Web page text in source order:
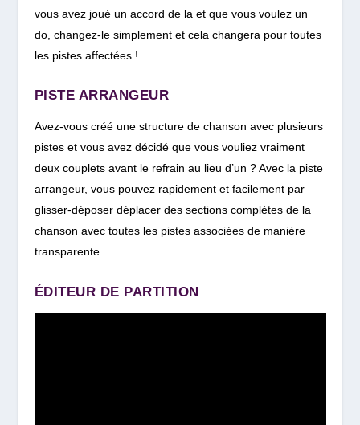
vous avez joué un accord de la et que vous voulez un
do, changez-le simplement et cela changera pour toutes
les pistes affectées !
PISTE ARRANGEUR
Avez-vous créé une structure de chanson avec plusieurs
pistes et vous avez décidé que vous vouliez vraiment
deux couplets avant le refrain au lieu d’un ? Avec la piste
arrangeur, vous pouvez rapidement et facilement par
glisser-déposer déplacer des sections complètes de la
chanson avec toutes les pistes associées de manière
transparente.
ÉDITEUR DE PARTITION